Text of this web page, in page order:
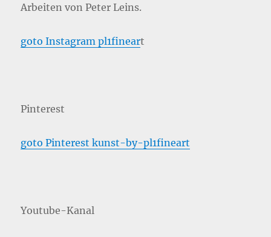
Arbeiten von Peter Leins.
goto Instagram pl1fineart
Pinterest
goto Pinterest kunst-by-pl1fineart
Youtube-Kanal